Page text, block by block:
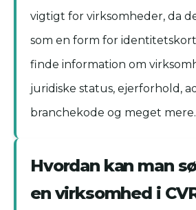
vigtigt for virksomheder, da
som en form for
finde information om
juridiske status, ejerforhold,
branchekode og meget mere.
Hvordan kan man
en virksomhed i